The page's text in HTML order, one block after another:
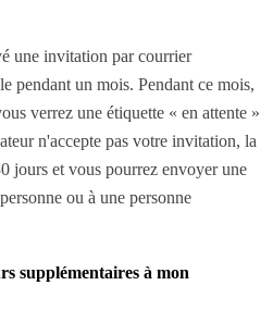
une invitation par courrier
pendant un mois. Pendant ce mois,
verrez une étiquette « en attente »
n'accepte pas votre invitation, la
jours et vous pourrez envoyer une
ou à une personne
supplémentaires à mon